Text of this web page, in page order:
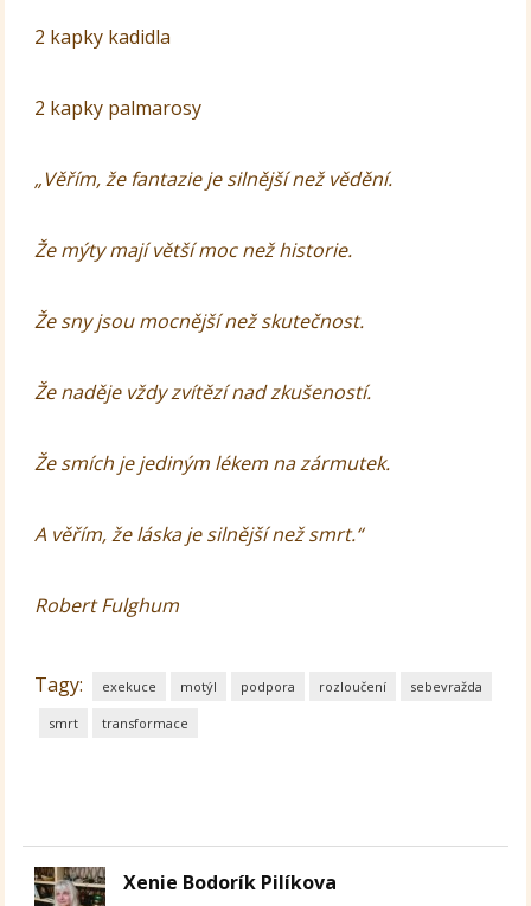
2 kapky kadidla
2 kapky palmarosy
„Věřím, že fantazie je silnější než vědění.
Že mýty mají větší moc než historie.
Že sny jsou mocnější než skutečnost.
Že naděje vždy zvítězí nad zkušeností.
Že smích je jediným lékem na zármutek.
A věřím, že láska je silnější než smrt.“
Robert Fulghum
Tagy: exekuce motýl podpora rozloučení sebevražda
smrt transformace
Xenie Bodorík Pilíkova